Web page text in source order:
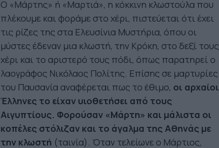
Ο «Μάρτης» ή «Μαρτιά», η κόκκινη κλωστούλα που
πλέκουμε και φοράμε στο χέρι, πιστεύεται ότι έχει
τις ρίζες της στα Ελευσίνια Μυστήρια, όπου οι
μύστες έδεναν μια κλωστή, την Κρόκη, στο δεξί τους
χέρι και το αριστερό τους πόδι, όπως παρατηρεί ο
λαογράφος Νικόλαος Πολίτης. Επίσης σε μαρτυρίες
του Παυσανία αναφέρεται πως το έθιμο, οι αρχαίοι
Έλληνες το είχαν υιοθετήσει από τους
Αιγυπτίους. Φορούσαν «Μάρτη» και μάλιστα οι
κοπέλες στόλιζαν και το άγαλμα της Αθηνάς με
την κλωστή (ταινία). Όταν τελείωνε ο Μάρτιος,